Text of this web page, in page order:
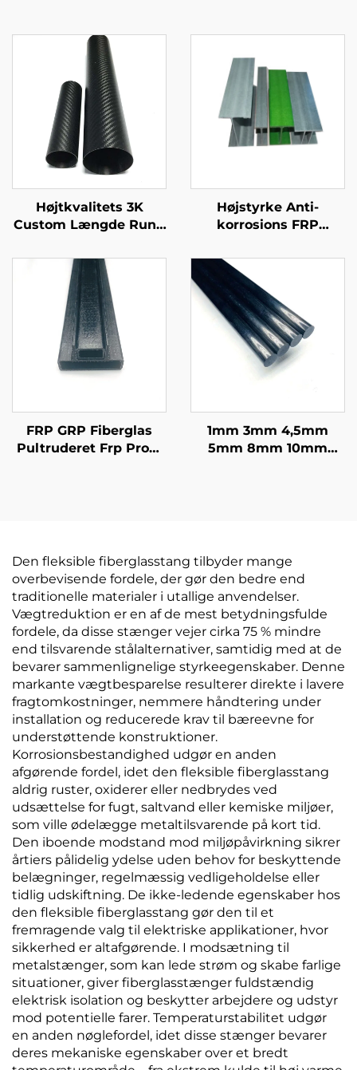
Højtkvalitets 3K
Custom Længde Rund
Custom Kulfiber Rør
Højstyrke Anti-
korrosions FRP
Fiberglas Produkter til
byggeri
FRP GRP Fiberglas
Pultruderet Frp Profil
1mm 3mm 4,5mm
5mm 8mm 10mm
Den fleksible fiberglasstang tilbyder mange
overbevisende fordele, der gør den bedre end
traditionelle materialer i utallige anvendelser.
Vægtreduktion er en af de mest betydningsfulde
fordele, da disse stænger vejer cirka 75 % mindre
end tilsvarende stålalternativer, samtidig med at de
bevarer sammenlignelige styrkeegenskaber. Denne
markante vægtbesparelse resulterer direkte i lavere
fragtomkostninger, nemmere håndtering under
installation og reducerede krav til bæreevne for
understøttende konstruktioner.
Korrosionsbestandighed udgør en anden
afgørende fordel, idet den fleksible fiberglasstang
aldrig ruster, oxiderer eller nedbrydes ved
udsættelse for fugt, saltvand eller kemiske miljøer,
som ville ødelægge metaltilsvarende på kort tid.
Den iboende modstand mod miljøpåvirkning sikrer
årtiers pålidelig ydelse uden behov for beskyttende
belægninger, regelmæssig vedligeholdelse eller
tidlig udskiftning. De ikke-ledende egenskaber hos
den fleksible fiberglasstang gør den til et
fremragende valg til elektriske applikationer, hvor
sikkerhed er altafgørende. I modsætning til
metalstænger, som kan lede strøm og skabe farlige
situationer, giver fiberglasstænger fuldstændig
elektrisk isolation og beskytter arbejdere og udstyr
mod potentielle farer. Temperaturstabilitet udgør
en anden nøglefordel, idet disse stænger bevarer
deres mekaniske egenskaber over et bredt